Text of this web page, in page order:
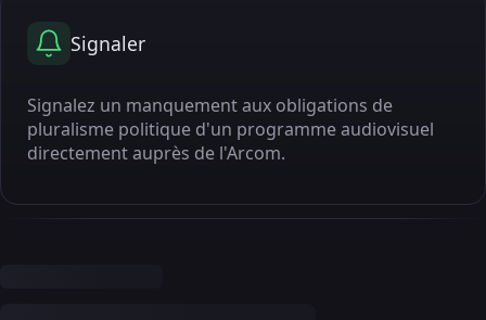
Signaler
Signalez un manquement aux obligations de
pluralisme politique d'un programme audiovisuel
directement auprès de l'Arcom.